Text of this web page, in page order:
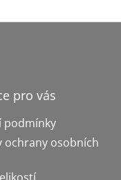
pro vás
podmínky
ochrany osobních